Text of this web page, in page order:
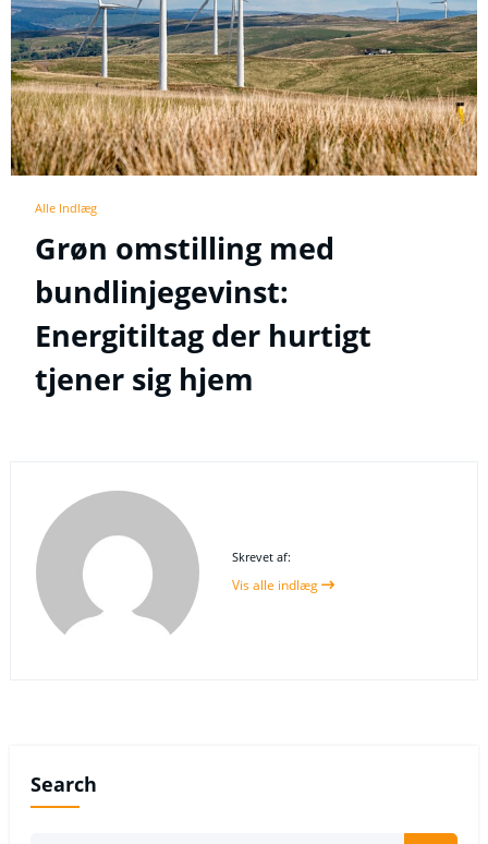
Alle Indlæg
Grøn omstilling med
bundlinjegevinst:
Energitiltag der hurtigt
tjener sig hjem
Skrevet af:
Vis alle indlæg
Search